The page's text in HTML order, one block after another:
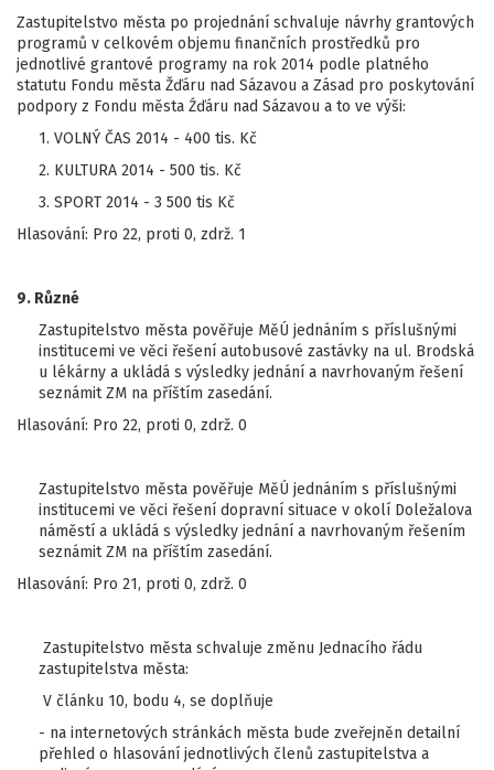
Zastupitelstvo města po projednání schvaluje návrhy grantových
programů v celkovém objemu finančních prostředků pro
jednotlivé grantové programy na rok 2014 podle platného
statutu Fondu města Žďáru nad Sázavou a Zásad pro poskytování
podpory z Fondu města Źďáru nad Sázavou a to ve výši:
1. VOLNÝ ČAS 2014 - 400 tis. Kč
2. KULTURA 2014 - 500 tis. Kč
3. SPORT 2014 - 3 500 tis Kč
Hlasování: Pro 22, proti 0, zdrž. 1
9. Různé
Zastupitelstvo města pověřuje MěÚ jednáním s příslušnými
institucemi ve věci řešení autobusové zastávky na ul. Brodská
u lékárny a ukládá s výsledky jednání a navrhovaným řešení
seznámit ZM na příštím zasedání.
Hlasování: Pro 22, proti 0, zdrž. 0
Zastupitelstvo města pověřuje MěÚ jednáním s příslušnými
institucemi ve věci řešení dopravní situace v okolí Doležalova
náměstí a ukládá s výsledky jednání a navrhovaným řešením
seznámit ZM na příštím zasedání.
Hlasování: Pro 21, proti 0, zdrž. 0
Zastupitelstvo města schvaluje změnu Jednacího řádu
zastupitelstva města:
V článku 10, bodu 4, se doplňuje
- na internetových stránkách města bude zveřejněn detailní
přehled o hlasování jednotlivých členů zastupitelstva a